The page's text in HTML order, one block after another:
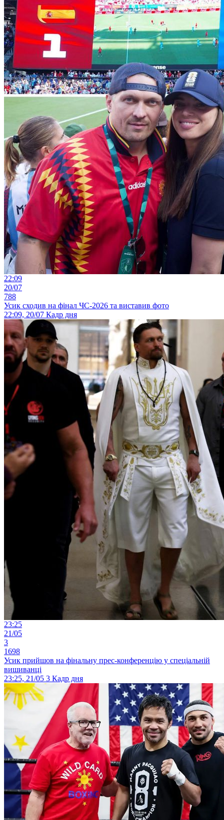
22:09
20/07
788
Усик сходив на фінал ЧС-2026 та виставив фото
22:09, 20/07 Кадр дня
23:25
21/05
3
1698
Усик прийшов на фінальну прес-конференцію у спеціальній
вишиванці
23:25, 21/05 3 Кадр дня